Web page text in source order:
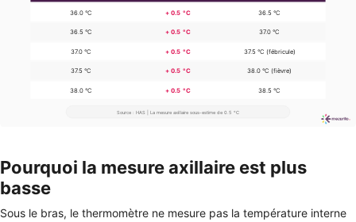
Pourquoi la mesure axillaire est plus
basse
Sous le bras, le thermomètre ne mesure pas la température interne